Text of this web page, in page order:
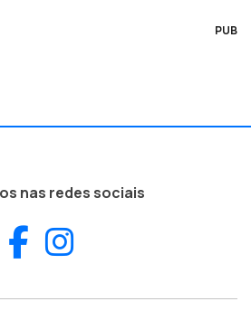
PUB
nas redes sociais
Facebook